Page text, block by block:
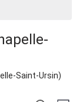
Saint-Ursin)